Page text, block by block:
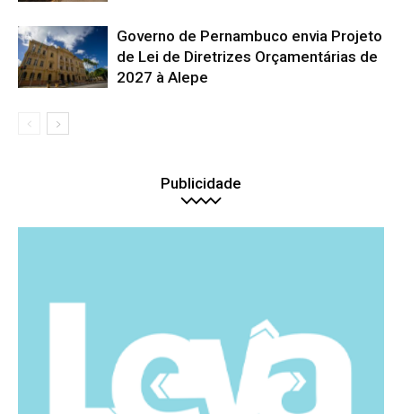
Governo de Pernambuco envia Projeto
de Lei de Diretrizes Orçamentárias de
2027 à Alepe
Publicidade